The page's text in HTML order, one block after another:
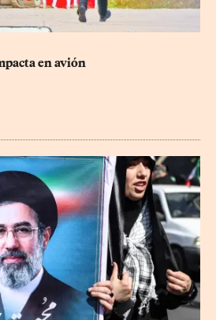
en avión